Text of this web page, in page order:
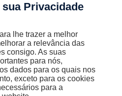
Privacidade
lhe trazer a melhor
a relevância das
consigo. As suas
para nós,
dados para os quais nos
exceto para os cookies
para a